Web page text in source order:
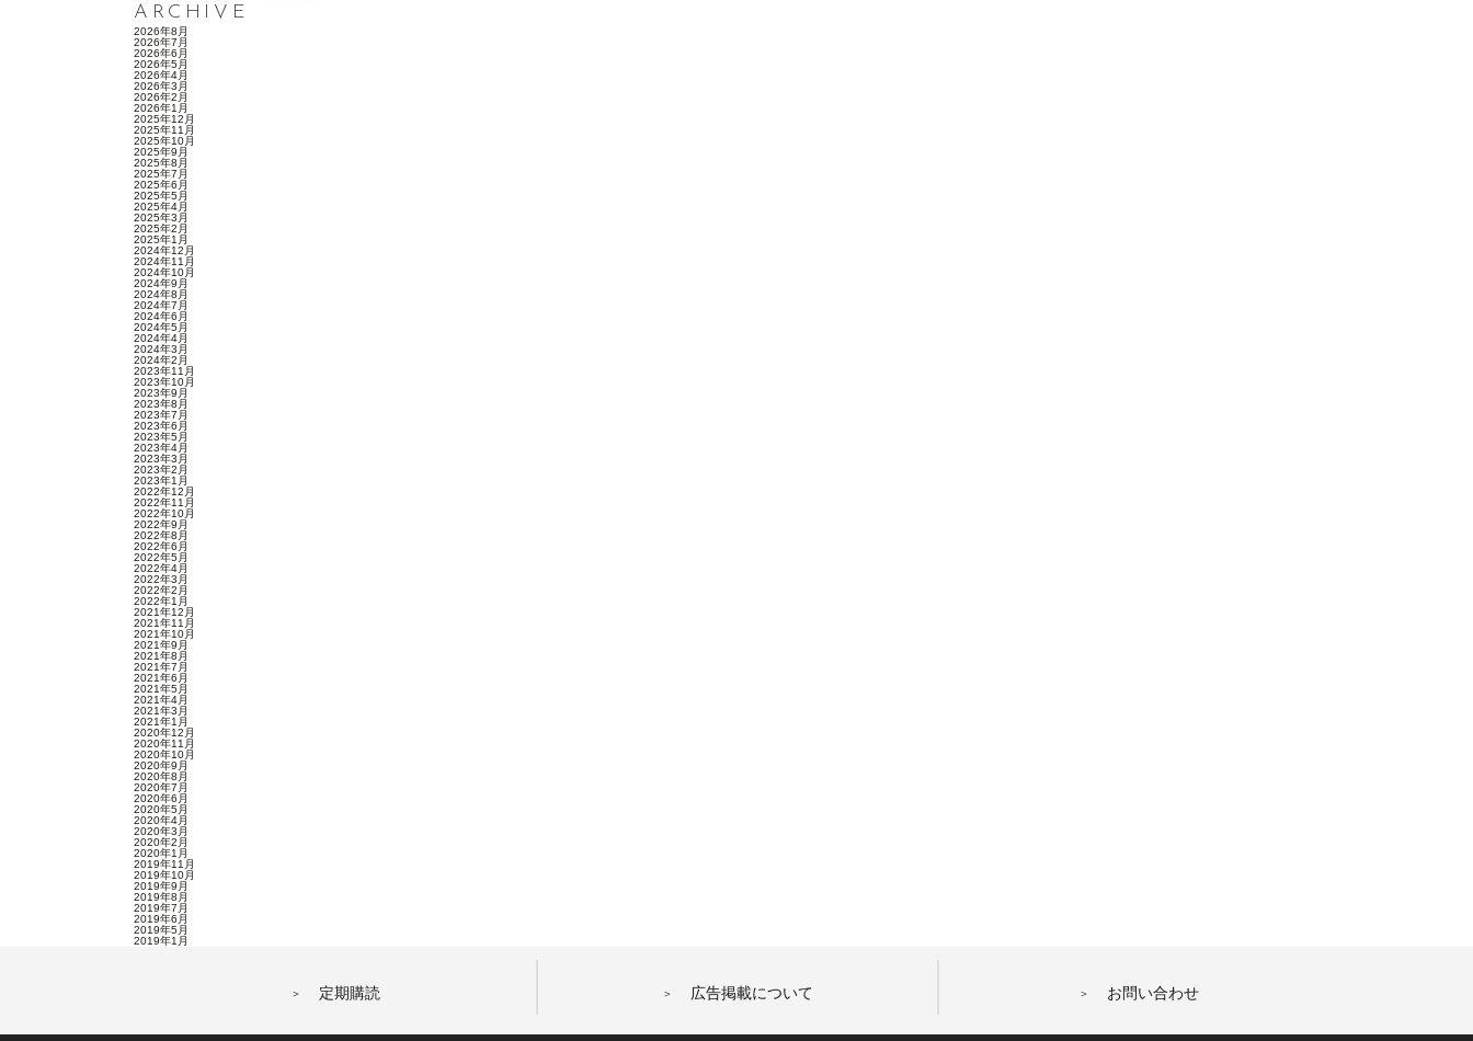
ARCHIVE
2026年8月
2026年7月
2026年6月
2026年5月
2026年4月
2026年3月
2026年2月
2026年1月
2025年12月
2025年11月
2025年10月
2025年9月
2025年8月
2025年7月
2025年6月
2025年5月
2025年4月
2025年3月
2025年2月
2025年1月
2024年12月
2024年11月
2024年10月
2024年9月
2024年8月
2024年7月
2024年6月
2024年5月
2024年4月
2024年3月
2024年2月
2023年11月
2023年10月
2023年9月
2023年8月
2023年7月
2023年6月
2023年5月
2023年4月
2023年3月
2023年2月
2023年1月
2022年12月
2022年11月
2022年10月
2022年9月
2022年8月
2022年6月
2022年5月
2022年4月
2022年3月
2022年2月
2022年1月
2021年12月
2021年11月
2021年10月
2021年9月
2021年8月
2021年7月
2021年6月
2021年5月
2021年4月
2021年3月
2021年1月
2020年12月
2020年11月
2020年10月
2020年9月
2020年8月
2020年7月
2020年6月
2020年5月
2020年4月
2020年3月
2020年2月
2020年1月
2019年11月
2019年10月
2019年9月
2019年8月
2019年7月
2019年6月
2019年5月
2019年1月
定期購読 広告掲載について お問い合わせ